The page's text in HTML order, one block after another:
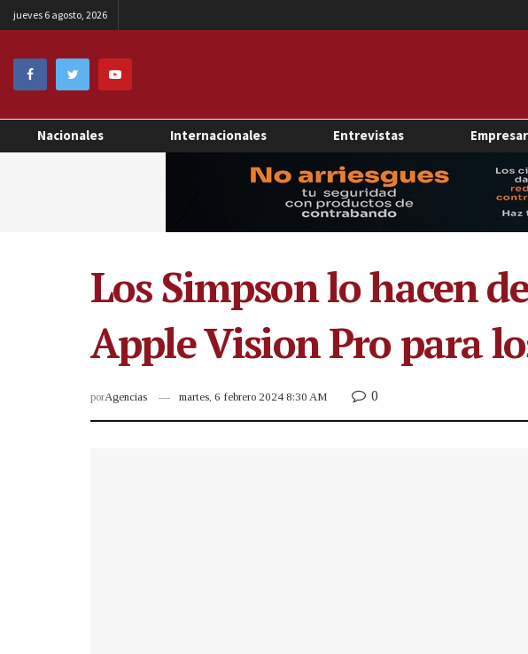
jueves 6 agosto, 2026
Nacionales Internacionales Entrevistas
Los Simpson lo hacen
Apple Vision Pro para
porAgencias martes, 6 febrero 2024 8:30 AM 0